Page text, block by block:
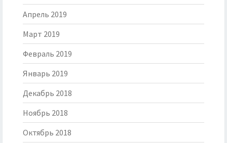
Апрель 2019
Март 2019
Февраль 2019
Январь 2019
Декабрь 2018
Ноябрь 2018
Октябрь 2018